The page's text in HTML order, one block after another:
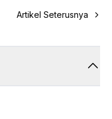
Artikel Seterusnya